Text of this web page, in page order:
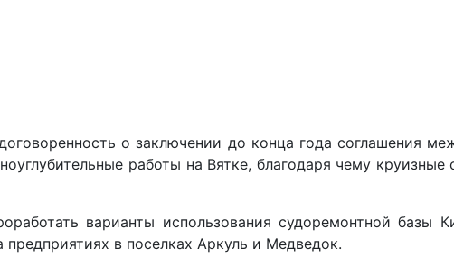
о заключении до конца года соглашения
работы на Вятке, благодаря чему
варианты использования судоремонтной базы
в поселках Аркуль и Медведок.